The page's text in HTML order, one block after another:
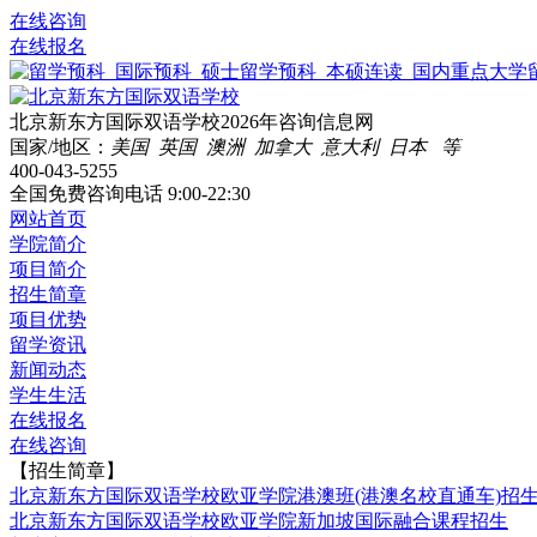
在线咨询
在线报名
北京新东方国际双语学校2026年咨询信息网
国家/地区： 美国 英国 澳洲 加拿大 意大利 日本 等
400-043-5255
全国免费咨询电话 9:00-22:30
网站首页
学院简介
项目简介
招生简章
项目优势
留学资讯
新闻动态
学生生活
在线报名
在线咨询
【招生简章】
北京新东方国际双语学校欧亚学院港澳班(港澳名校直通车)招
北京新东方国际双语学校欧亚学院新加坡国际融合课程招生